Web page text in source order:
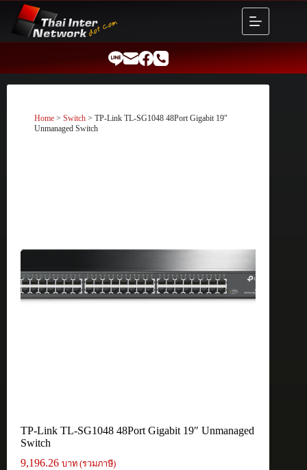
content
Home > Switch > TP-Link TL-SG1048 48Port Gigabit 19″
Unmanaged Switch
TP-Link TL-SG1048 48Port Gigabit 19″ Unmanaged
Switch
9,196.26 บาท (รวมภาษี)